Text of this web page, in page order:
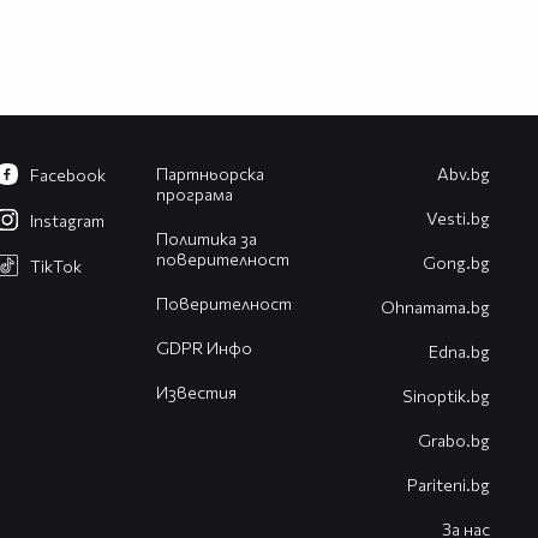
Партньорска
програма
Политика за
поверителност
Поверителност
GDPR Инфо
Известия
Facebook
Instagram
TikTok
Abv.bg
Vesti.bg
Gong.bg
Оhnamama.bg
Edna.bg
Sinoptik.bg
Grabo.bg
Pariteni.bg
За нас